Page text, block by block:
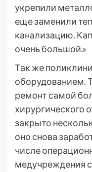
укрепили
еще заменили
канализацию.
очень большой.»
Так же
оборудованием.
ремонт самой
хирургического
закрыто
оно снова
числе
медучреждения